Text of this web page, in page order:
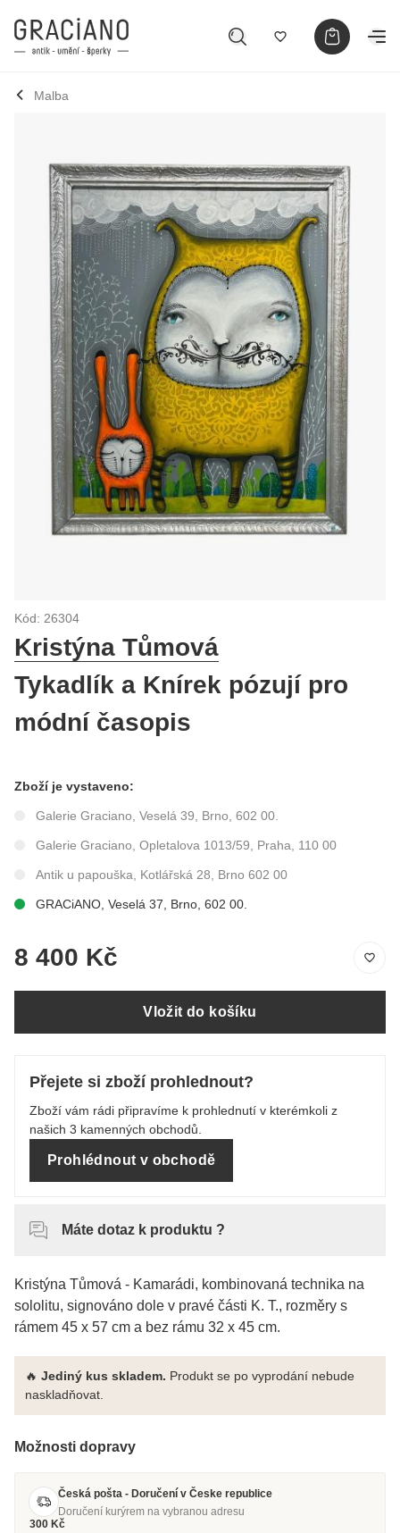
Malba
Kód: 26304
Kristýna Tůmová
Tykadlík a Knírek pózují pro
módní časopis
Zboží je vystaveno:
Galerie Graciano, Veselá 39, Brno, 602 00.
Galerie Graciano, Opletalova 1013/59, Praha, 110 00
Antik u papouška, Kotlářská 28, Brno 602 00
GRACiANO, Veselá 37, Brno, 602 00.
8 400 Kč
Vložit do košíku
Přejete si zboží prohlednout?
Zboží vám rádi připravíme k prohlednutí v kterémkoli z
našich 3 kamenných obchodů.
Prohlédnout v obchodě
Máte dotaz k produktu ?
Kristýna Tůmová - Kamarádi, kombinovaná technika na
sololitu, signováno dole v pravé části K. T., rozměry s
rámem 45 x 57 cm a bez rámu 32 x 45 cm.
🔥 Jediný kus skladem. Produkt se po vyprodání nebude
naskladňovat.
Možnosti dopravy
Česká pošta - Doručení v Česke republice
Doručení kurýrem na vybranou adresu
300 Kč